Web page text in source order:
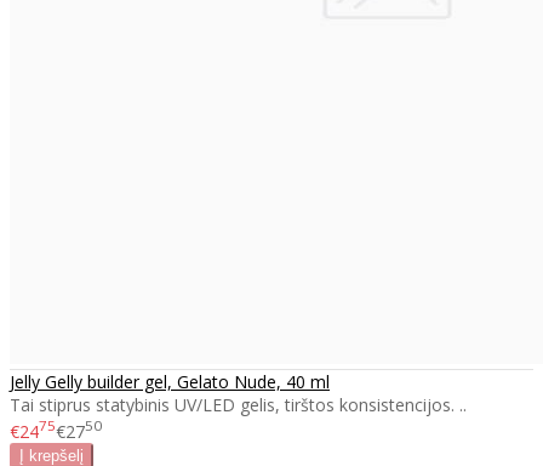
Jelly Gelly builder gel, Gelato Nude, 40 ml
Tai stiprus statybinis UV/LED gelis, tirštos konsistencijos. ..
€2475€2750